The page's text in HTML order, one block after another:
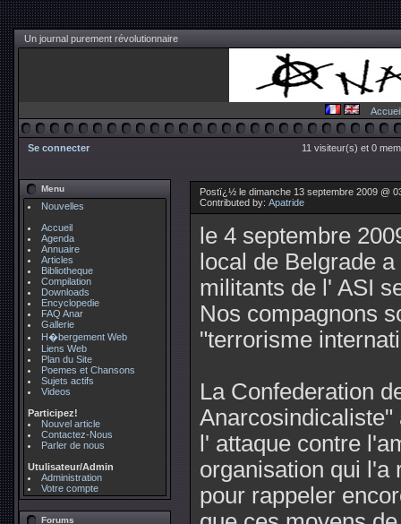
Un journal purement révolutionnaire
Accueil
Se connecter 11 visiteur(s) et 0
Menu
Nouvelles
Accueil
Agenda
Annuaire
Articles
Bibliotheque
Compilation
Downloads
Encyclopedie
FAQ Anar
Gallerie
H�bergement Web
Liens Web
Plan du Site
Poemes et Chansons
Sujets actifs
Videos
Participez!
Nouvel article
Contactez-Nous
Parler de nous
Utulisateur/Admin
Administration
Votre compte
Forums
Postï¿½ le dimanche 13 septembre 2009 @
Contributed by: Apatride
le 4 septembre
local de Belgrade
militants de l' ASI
Nos compagnons
"terrorisme
La Confederation
l' attaque contre
organisation qui l'a
pour rappeler